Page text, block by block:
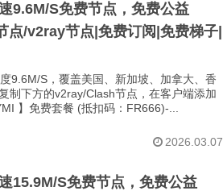
9.6M/S免费节点，免费公益
/v2ray节点|免费订阅|免费梯子|
9.6M/S，覆盖美国、新加坡、加拿大、香
制下方的v2ray/Clash节点，在客户端添加
】免费套餐 (抵扣码：FR666)-...
2026.03.07
15.9M/S免费节点，免费公益